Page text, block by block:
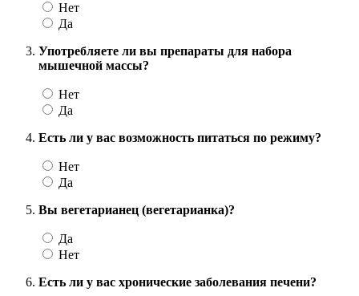
Нет
Да
Употребляете ли вы препараты для набора
мышечной массы?
Нет
Да
Есть ли у вас возможность питаться по режиму?
Нет
Да
Вы вегетарианец (вегетарианка)?
Да
Нет
Есть ли у вас хронические заболевания печени?